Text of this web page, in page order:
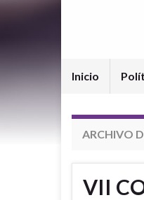
Inicio
ARCHIVO
VII